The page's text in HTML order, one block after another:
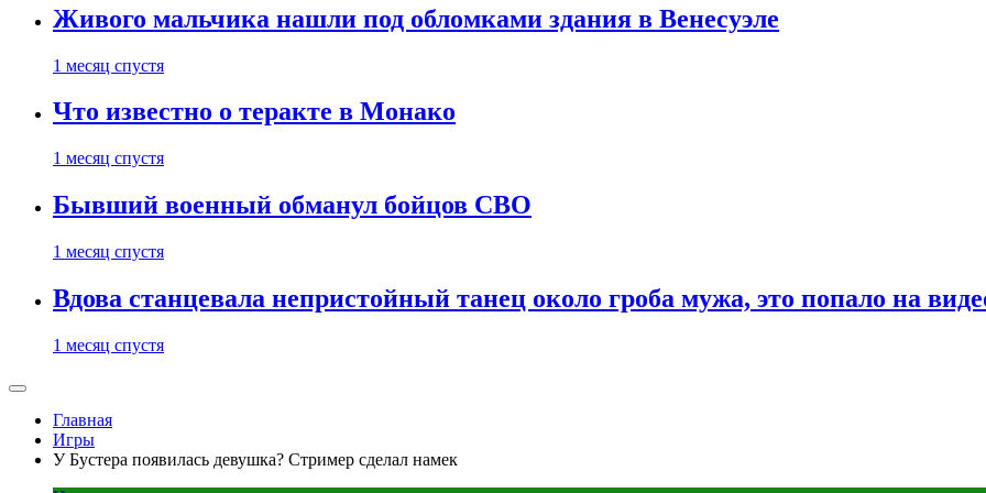
Живого мальчика нашли под обломками здания в Венесуэле
1 месяц спустя
Что известно о теракте в Монако
1 месяц спустя
Бывший военный обманул бойцов СВО
1 месяц спустя
Вдова станцевала непристойный танец около гроба мужа, это попало на
1 месяц спустя
Главная
Игры
У Бустера появилась девушка? Стример сделал намек